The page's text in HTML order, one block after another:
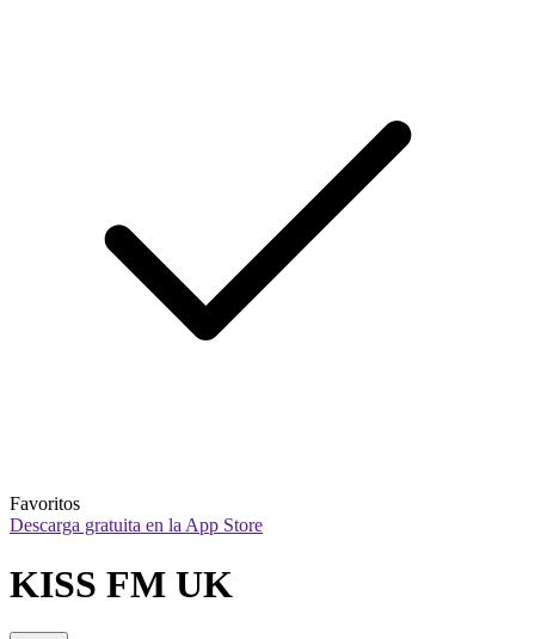
Favoritos
Descarga gratuita en la App Store
KISS FM UK